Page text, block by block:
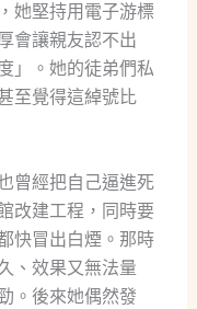
她堅持用電子游標
會讓親友認不出
」。她的徒弟們私
至覺得這綽號比
曾經把自己逼進死
改建工程，同時要
快冒出白煙。那時
、效果又無法量
。後來她偶然發